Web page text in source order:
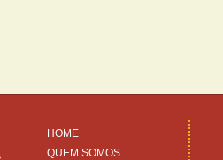
HOME
QUEM SOMOS